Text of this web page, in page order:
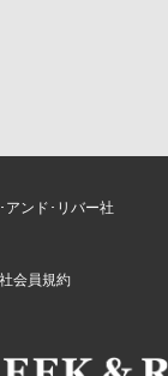
アンド･リバー社
会員規約